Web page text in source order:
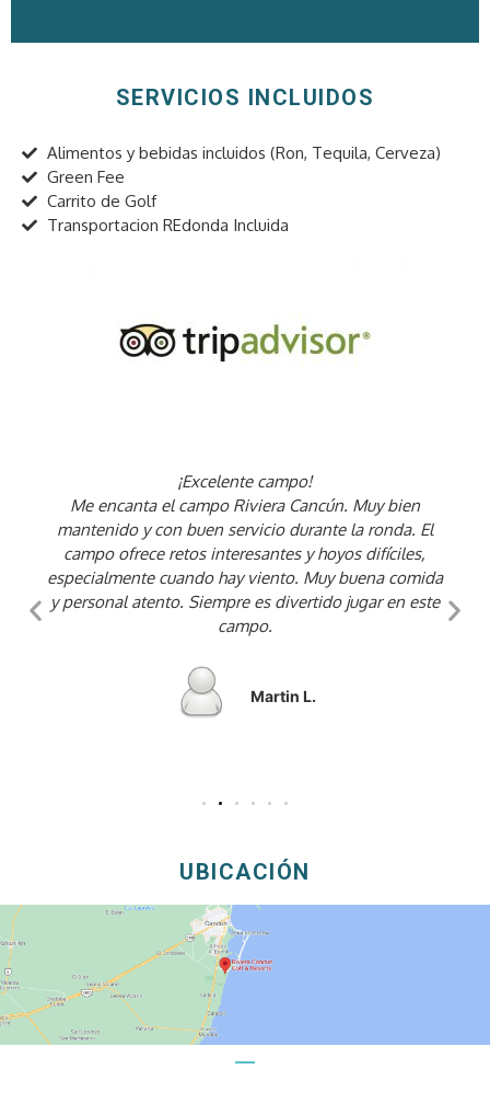
SERVICIOS INCLUIDOS
Alimentos y bebidas incluidos (Ron, Tequila, Cerveza)
Green Fee
Carrito de Golf
Transportacion REdonda Incluida
¡Excelente campo!
Me encanta el campo Riviera Cancún. Muy bien
mantenido y con buen servicio durante la ronda. El
campo ofrece retos interesantes y hoyos difíciles,
especialmente cuando hay viento. Muy buena comida
y personal atento. Siempre es divertido jugar en este
campo.
Martin L.
UBICACIÓN